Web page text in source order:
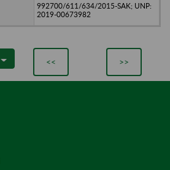
992700/611/634/2015-SAK; UNP:
2019-00673982
<< >>